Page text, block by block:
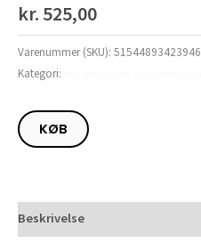
kr. 525,00
Varenummer (SKU): 51544893423946
Kategori:
KØB
Beskrivelse